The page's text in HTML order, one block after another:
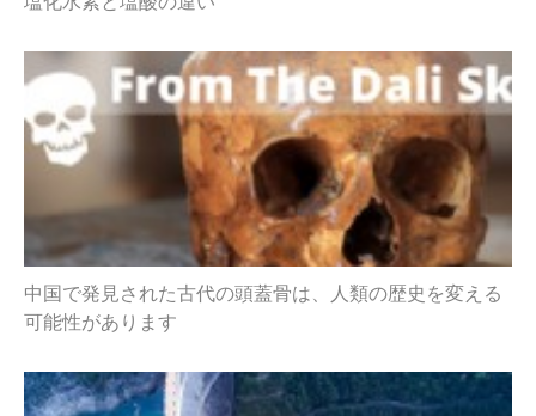
中国で発見された古代の頭蓋骨は、人類の歴史を変える
可能性があります